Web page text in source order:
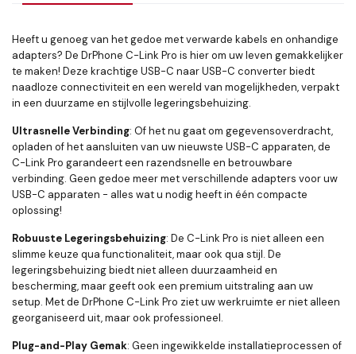
Heeft u genoeg van het gedoe met verwarde kabels en onhandige
adapters? De DrPhone C-Link Pro is hier om uw leven gemakkelijker
te maken! Deze krachtige USB-C naar USB-C converter biedt
naadloze connectiviteit en een wereld van mogelijkheden, verpakt
in een duurzame en stijlvolle legeringsbehuizing.
Ultrasnelle Verbinding: Of het nu gaat om gegevensoverdracht,
opladen of het aansluiten van uw nieuwste USB-C apparaten, de
C-Link Pro garandeert een razendsnelle en betrouwbare
verbinding. Geen gedoe meer met verschillende adapters voor uw
USB-C apparaten - alles wat u nodig heeft in één compacte
oplossing!
Robuuste Legeringsbehuizing: De C-Link Pro is niet alleen een
slimme keuze qua functionaliteit, maar ook qua stijl. De
legeringsbehuizing biedt niet alleen duurzaamheid en
bescherming, maar geeft ook een premium uitstraling aan uw
setup. Met de DrPhone C-Link Pro ziet uw werkruimte er niet alleen
georganiseerd uit, maar ook professioneel.
Plug-and-Play Gemak: Geen ingewikkelde installatieprocessen of